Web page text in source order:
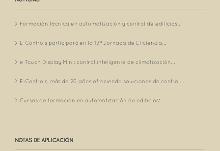
Formación técnica en automatización y control de edificios...
E-Controls participará en la 13ª Jornada de Eficiencia...
e-Touch Display Mini: control inteligente de climatización...
E-Controls, más de 20 años ofreciendo soluciones de control...
Cursos de formación en automatización de edificios:...
NOTAS DE APLICACIÓN